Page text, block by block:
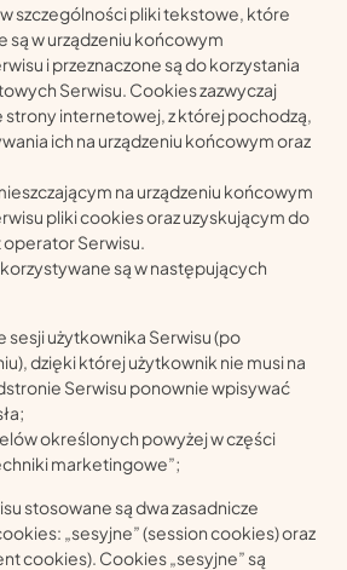
szczególności pliki tekstowe, które
są w urządzeniu końcowym
i przeznaczone są do korzystania
Serwisu. Cookies zazwyczaj
strony internetowej, z której pochodzą,
ich na urządzeniu końcowym oraz
na urządzeniu końcowym
pliki cookies oraz uzyskującym do
Serwisu.
są w następujących
sesji użytkownika Serwisu (po
dzięki której użytkownik nie musi na
Serwisu ponownie wpisywać
określonych powyżej w części
marketingowe”;
stosowane są dwa zasadnicze
„sesyjne” (session cookies) oraz
cookies). Cookies „sesyjne” są